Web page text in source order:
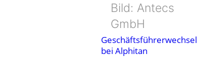
Bild: Antecs
GmbH
Geschäftsführerwechsel
bei Alphitan